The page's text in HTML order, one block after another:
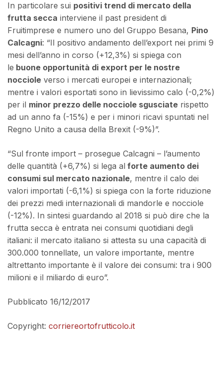
In particolare sui positivi trend di mercato della
frutta secca interviene il past president di
Fruitimprese e numero uno del Gruppo Besana, Pino
Calcagni: “Il positivo andamento dell’export nei primi 9
mesi dell’anno in corso (+12,3%) si spiega con
le buone opportunità di export per le nostre
nocciole verso i mercati europei e internazionali;
mentre i valori esportati sono in lievissimo calo (-0,2%)
per il minor prezzo delle nocciole sgusciate rispetto
ad un anno fa (-15%) e per i minori ricavi spuntati nel
Regno Unito a causa della Brexit (-9%)”.
“Sul fronte import – prosegue Calcagni – l’aumento
delle quantità (+6,7%) si lega al forte aumento dei
consumi sul mercato nazionale, mentre il calo dei
valori importati (-6,1%) si spiega con la forte riduzione
dei prezzi medi internazionali di mandorle e nocciole
(-12%). In sintesi guardando al 2018 si può dire che la
frutta secca è entrata nei consumi quotidiani degli
italiani: il mercato italiano si attesta su una capacità di
300.000 tonnellate, un valore importante, mentre
altrettanto importante è il valore dei consumi: tra i 900
milioni e il miliardo di euro”.
Pubblicato 16/12/2017
Copyright: corriereortofrutticolo.it